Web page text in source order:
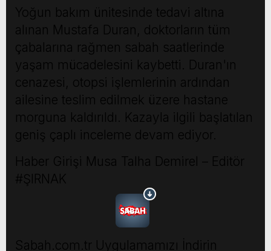
Yoğun bakım ünitesinde tedavi altına
alınan Mustafa Duran, doktorların tüm
çabalarına rağmen sabah saatlerinde
yaşam mücadelesini kaybetti. Duran'ın
cenazesi, otopsi işlemlerinin ardından
ailesine teslim edilmek üzere hastane
morguna kaldırıldı. Kazayla ilgili başlatılan
geniş çaplı inceleme devam ediyor.
Haber Girişi Musa Talha Demirel – Editör
#ŞIRNAK
Sabah.com.tr Uygulamamızı İndirin